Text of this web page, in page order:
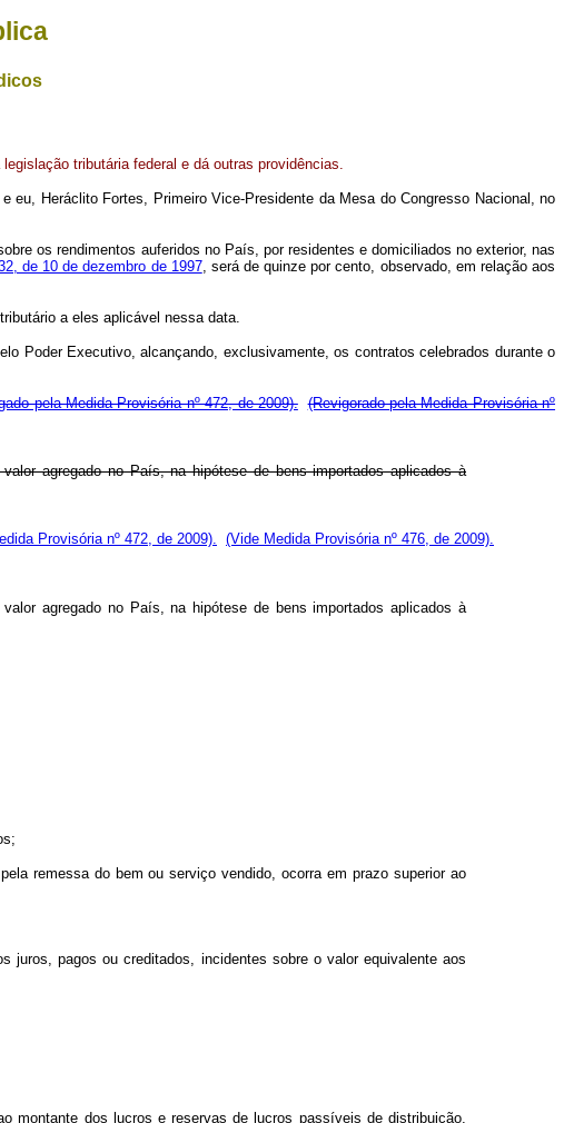
legislação tributária federal e dá outras providências.
Heráclito Fortes, Primeiro Vice-Presidente da Mesa do Congresso Nacional, no
os rendimentos auferidos no País, por residentes e domiciliados no exterior, nas
de 10 de dezembro de 1997, será de quinze por cento, observado, em relação aos
a eles aplicável nessa data.
Poder Executivo, alcançando, exclusivamente, os contratos celebrados durante o
pela Medida Provisória nº 472, de 2009). (Revigorado pela Medida Provisória nº
agregado no País, na hipótese de bens importados aplicados à
Provisória nº 472, de 2009). (Vide Medida Provisória nº 476, de 2009).
agregado no País, na hipótese de bens importados aplicados à
remessa do bem ou serviço vendido, ocorra em prazo superior ao
pagos ou creditados, incidentes sobre o valor equivalente aos
montante dos lucros e reservas de lucros passíveis de distribuição,